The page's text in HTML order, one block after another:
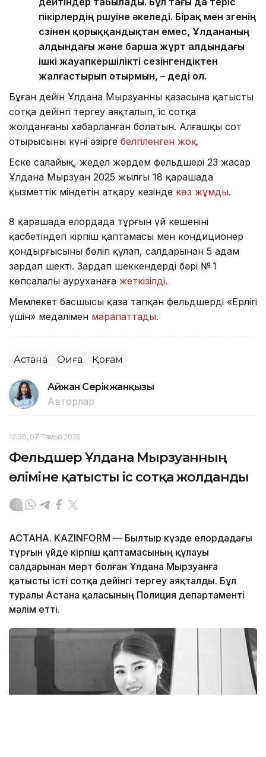
пікірлердің өршуіне әкеледі. Бірақ мен өзгенің
сөзінен қорыққандықтан емес, Ұлдананың
алдындағы және барша жұрт алдындағы
ішкі жауапкершілікті сезінгендіктен
жалғастырып отырмын, – деді ол.
Бұған дейін Ұлдана Мырзуанның қазасына қатысты
сотқа дейінгі тергеу аяқталып, іс сотқа
жолданғаны хабарланған болатын. Алғашқы сот
отырысының күні әзірге белгіленген жоқ.
Еске салайық, жедел жәрдем фельдшері 23 жасар
Ұлдана Мырзуан 2025 жылғы 18 қарашада
қызметтік міндетін атқару кезінде көз жұмды.
8 қарашада елордада тұрғын үй кешенінің
қасбетіндегі кірпіш қаптамасы мен кондиционер
қондырғысының бөлігі құлап, салдарынан 5 адам
зардап шекті. Зардап шеккендердің бәрі № 1
көпсалалы ауруханаға жеткізілді.
Мемлекет басшысы қаза тапқан фельдшерді «Ерлігі
үшін» медалімен марапаттады.
Астана Оқиға Қоғам
Айжан Серікжанқызы
Авторлар
12:36, 07 Тамыз 2026
Фельдшер Ұлдана Мырзуанның
өліміне қатысты іс сотқа жолданды
АСТАНА. KAZINFORM — Былтыр күзде елордадағы
тұрғын үйде кірпіш қаптамасының құлауы
салдарынан мерт болған Ұлдана Мырзуанға
қатысты істі сотқа дейінгі тергеу аяқталды. Бұл
туралы Астана қаласының Полиция департаменті
мәлім етті.